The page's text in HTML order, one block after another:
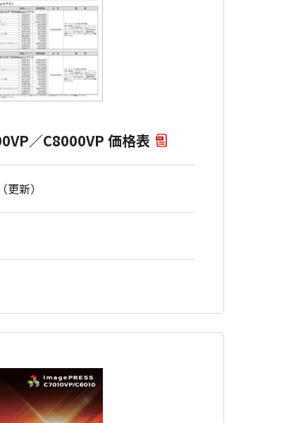
／C8000VP 価格表
新）